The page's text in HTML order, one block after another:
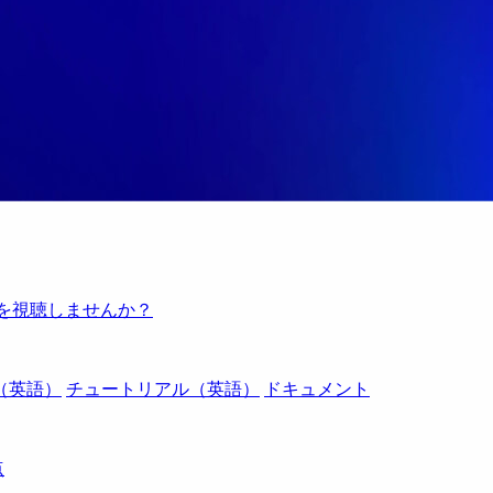
視聴しませんか？
語） チュートリアル（英語） ドキュメント